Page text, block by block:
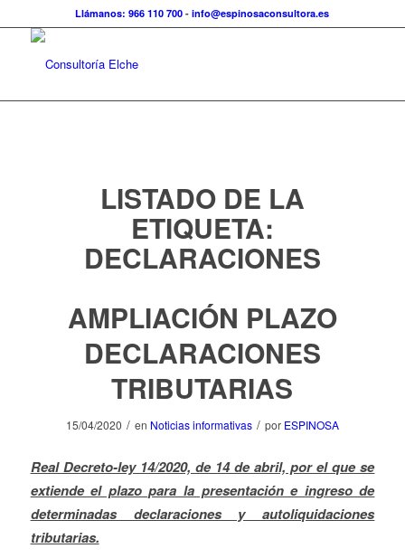
Llámanos: 966 110 700 -info@espinosaconsultora.es
LISTADO DE LA
ETIQUETA:
DECLARACIONES
AMPLIACIÓN PLAZO
DECLARACIONES
TRIBUTARIAS
15/04/2020 / en Noticias informativas / por ESPINOSA
Real Decreto-ley 14/2020, de 14 de abril, por el que se
extiende el plazo para la presentación e ingreso de
determinadas declaraciones y autoliquidaciones
tributarias.